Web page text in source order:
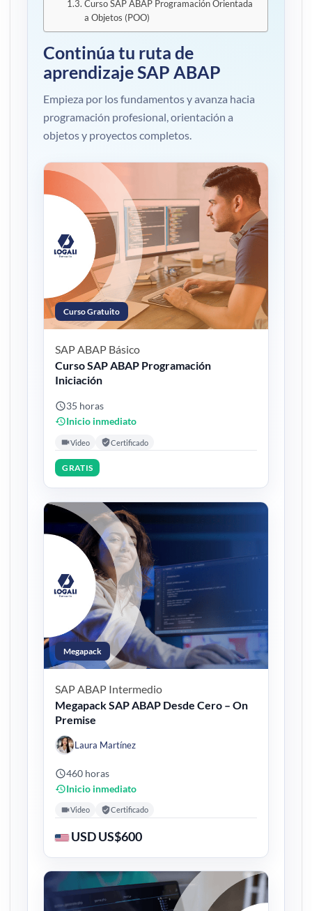
Curso SAP ABAP Programación Orientada
a Objetos (POO)
Continúa tu ruta de
aprendizaje SAP ABAP
Empieza por los fundamentos y avanza hacia
programación profesional, orientación a
objetos y proyectos completos.
Curso Gratuito
SAP ABAP Básico
Curso SAP ABAP Programación
Iniciación
35 horas
Inicio inmediato
Video Certificado
GRATIS
Megapack
SAP ABAP Intermedio
Megapack SAP ABAP Desde Cero – On
Premise
Laura Martínez
460 horas
Inicio inmediato
Video Certificado
USD US$600